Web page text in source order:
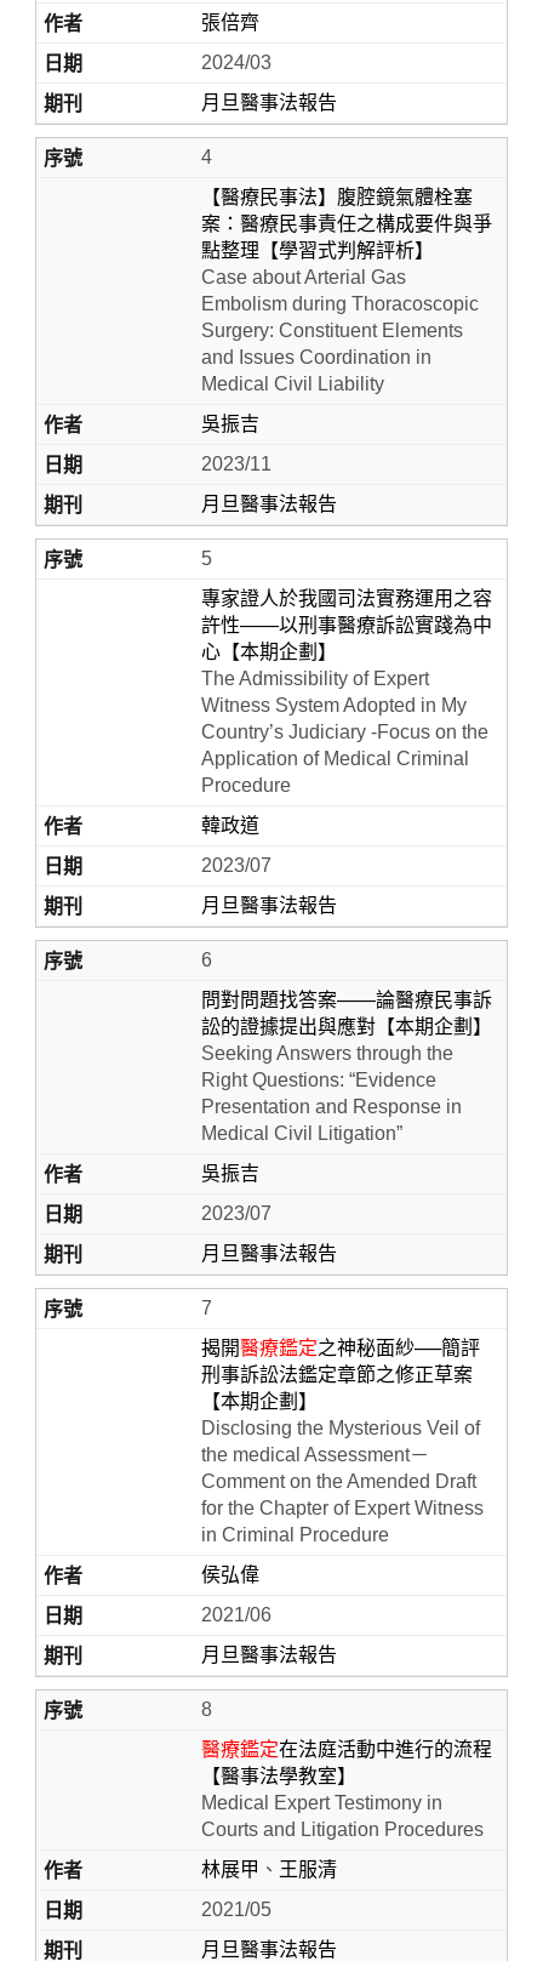
張倍齊
2024/03
月旦醫事法報告
4
【醫療民事法】腹腔鏡氣體栓塞
案：醫療民事責任之構成要件與爭
點整理【學習式判解評析】
Case about Arterial Gas
Embolism during Thoracoscopic
Surgery: Constituent Elements
and Issues Coordination in
Medical Civil Liability
吳振吉
2023/11
月旦醫事法報告
5
專家證人於我國司法實務運用之容
許性——以刑事醫療訴訟實踐為中
心【本期企劃】
The Admissibility of Expert
Witness System Adopted in My
Country’s Judiciary -Focus on the
Application of Medical Criminal
Procedure
韓政道
2023/07
月旦醫事法報告
6
問對問題找答案——論醫療民事訴
訟的證據提出與應對【本期企劃】
Seeking Answers through the
Right Questions: “Evidence
Presentation and Response in
Medical Civil Litigation”
吳振吉
2023/07
月旦醫事法報告
7
揭開醫療鑑定之神秘面紗──簡評
刑事訴訟法鑑定章節之修正草案
【本期企劃】
Disclosing the Mysterious Veil of
the medical Assessment－
Comment on the Amended Draft
for the Chapter of Expert Witness
in Criminal Procedure
侯弘偉
2021/06
月旦醫事法報告
8
醫療鑑定在法庭活動中進行的流程
【醫事法學教室】
Medical Expert Testimony in
Courts and Litigation Procedures
林展甲 、 王服清
2021/05
月旦醫事法報告